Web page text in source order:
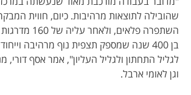
שהובילה לתוצאות מרהיבות. כיום, חווית
השתפרה פלאים,
בן 400 שנה שמספק תצפית נוף מרהיבה
לגליל התחתון ולגליל העליון", אמר אסף
וגן לאומי ארבל.